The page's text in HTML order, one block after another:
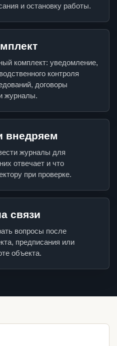
и остановку работы.
комплект: уведомление,
контроля
договоры
журналы.
внедряем
журналы для
отвечает и что
при проверке.
связи
вопросы после
предписания или
объекта.